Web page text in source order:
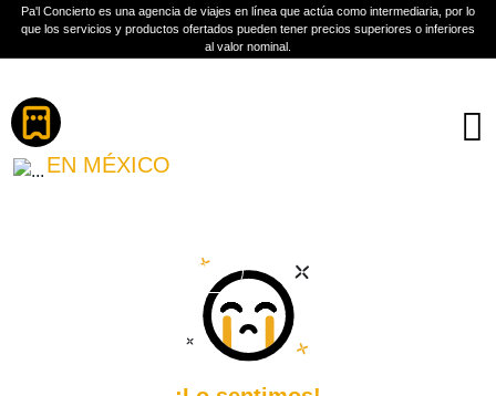
Pa'l Concierto es una agencia de viajes en línea que actúa como intermediaria, por lo
que los servicios y productos ofertados pueden tener precios superiores o inferiores
al valor nominal.
JASIEL NUÑEZ
EN MÉXICO
Más información